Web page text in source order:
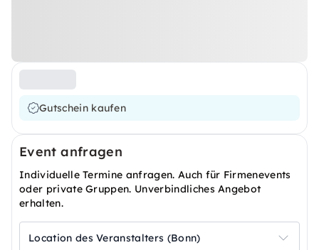
Gutschein kaufen
Event anfragen
Individuelle Termine anfragen. Auch für Firmenevents
oder private Gruppen. Unverbindliches Angebot
erhalten.
Location des Veranstalters (Bonn)